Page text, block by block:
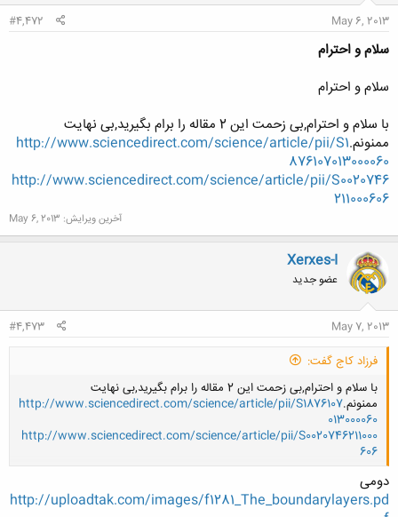
May 6, 2013
#4,472
سلام و احترام
سلام و احترام
با سلام و احترام,بی زحمت این 2 مقاله را برام بگیرید,بی نهایت
ممنونم.http://www.sciencedirect.com/science/article/pii/S1
876107013000060
http://www.sciencedirect.com/science/article/pii/S0020746
211000606
آخرین ویرایش: May 6, 2013
Xerxes-I
عضو جدید
May 7, 2013
#4,473
فرزاد کاج گفت:
با سلام و احترام,بی زحمت این 2 مقاله را برام بگیرید,بی نهایت
ممنونم.http://www.sciencedirect.com/science/article/pii/S1876107
013000060
http://www.sciencedirect.com/science/article/pii/S0020746211000
606
کلیک کنید تا باز شود...
دومی
http://uploadtak.com/images/f1281_The_boundarylayers.pd